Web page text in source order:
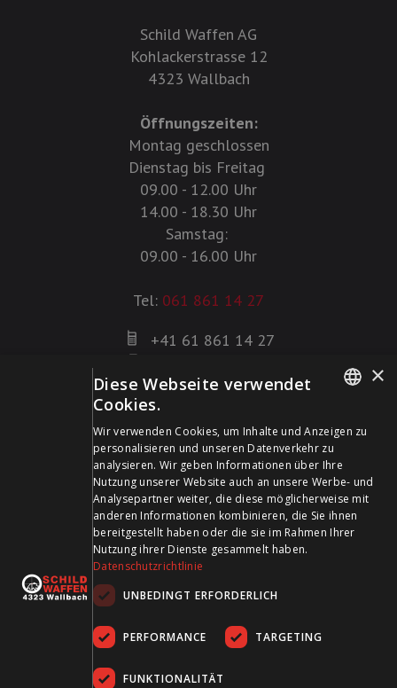
Schild Waffen AG
Kohlackerstrasse 12
4323 Wallbach
Öffnungszeiten:
Montag geschlossen
Dienstag bis Freitag
09.00 - 12.00 Uhr
14.00 - 18.30 Uhr
Samstag:
09.00 - 16.00 Uhr
Tel: 061 861 14 27
+41 61 861 14 27
info@schildwaffen.ch
Zahlungsmittel
Besuchen Sie uns in den Sozialen Medien und bleiben Sie
auf dem Laufenden!
FRENCH
×
Diese Webseite verwendet
Cookies.
Wir verwenden Cookies, um Inhalte und Anzeigen zu
personalisieren und unseren Datenverkehr zu
analysieren. Wir geben Informationen über Ihre
Nutzung unserer Website auch an unsere Werbe- und
Analysepartner weiter, die diese möglicherweise mit
anderen Informationen kombinieren, die Sie ihnen
bereitgestellt haben oder die sie im Rahmen Ihrer
Nutzung ihrer Dienste gesammelt haben.
Datenschutzrichtlinie
UNBEDINGT ERFORDERLICH
PERFORMANCE TARGETING
FUNKTIONALITÄT